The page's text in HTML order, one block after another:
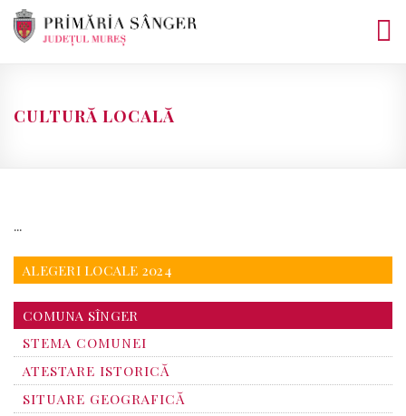
Skip
CULTURĂ LOCALĂ
…
ALEGERI LOCALE 2024
COMUNA SÎNGER
STEMA COMUNEI
ATESTARE ISTORICĂ
SITUARE GEOGRAFICĂ